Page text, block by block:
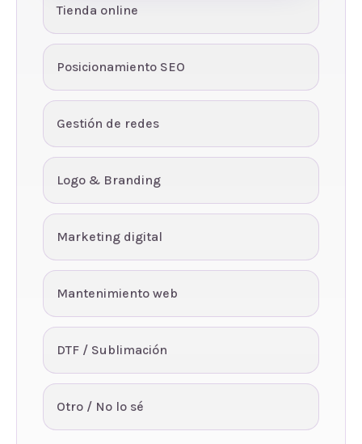
Tienda online
Posicionamiento SEO
Gestión de redes
Logo & Branding
Marketing digital
Mantenimiento web
DTF / Sublimación
Otro / No lo sé